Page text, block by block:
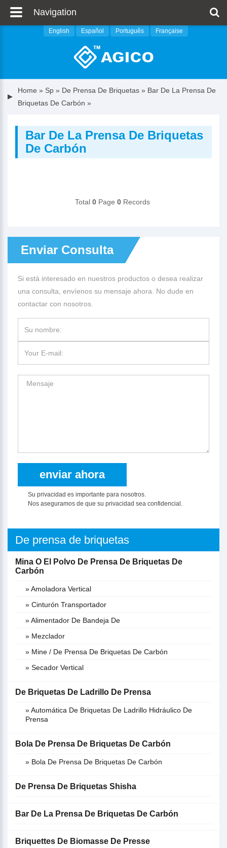
Française
Português
Español
English
Home » Sp » De Prensa De Briquetas » Bar De La Prensa De
Briquetas De Carbón »
Bar De La Prensa De Briquetas
De Carbón
Total 0Page 0Records
Enviar Consulta
Si está interesado en nuestros productos o desea realizar
una consulta, envíenos su mensaje ahora. No dude en
contactar con nosotros.
Su privacidad es importante para nosotros.
Nos aseguramos de que su privacidad sea confidencial.
De prensa de briquetas
Mina O El Polvo De Prensa De Briquetas De
Carbón
» Amoladora Vertical
» Cinturón Transportador
» Alimentador De Bandeja De
» Mezclador
» Mine / De Prensa De Briquetas De Carbón
» Secador Vertical
De Briquetas De Ladrillo De Prensa
» Automática De Briquetas De Ladrillo Hidráulico De
Prensa
Bola De Prensa De Briquetas De Carbón
» Bola De Prensa De Briquetas De Carbón
De Prensa De Briquetas Shisha
Bar De La Prensa De Briquetas De Carbón
Briquettes De Biomasse De Presse
Navigation